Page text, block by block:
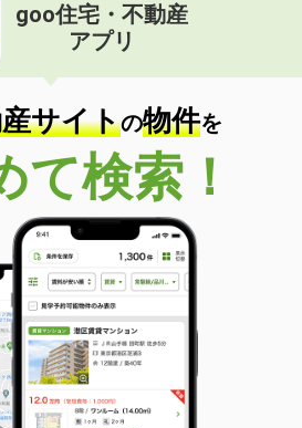
goo住宅・不動産
アプリ
サイトの物件を
て検索！